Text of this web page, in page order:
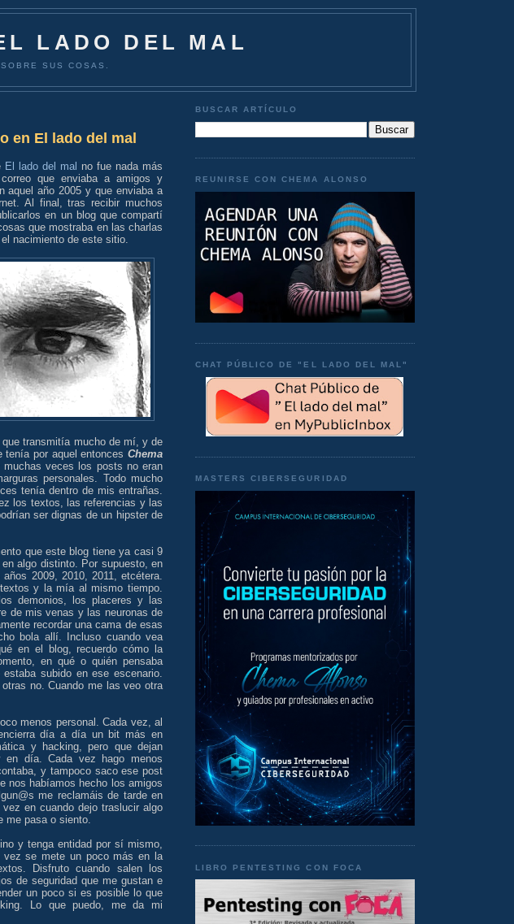
LADO DEL MAL
SUS COSAS.
en El lado del mal
El lado del mal no fue nada más
que enviaba a amigos y
aquel año 2005 y que enviaba a
Al final, tras recibir muchos
en un blog que compartí
que mostraba en las charlas
nacimiento de este sitio.
transmitía mucho de mí, y de
tenía por aquel entonces Chema
veces los posts no eran
personales. Todo mucho
tenía dentro de mis entrañas.
los textos, las referencias y las
ser dignas de un hipster de
que este blog tiene ya casi 9
algo distinto. Por supuesto, en
2009, 2010, 2011, etcétera.
y la mía al mismo tiempo.
demonios, los placeres y las
de mis venas y las neuronas de
recordar una cama de esas
bola allí. Incluso cuando vea
en el blog, recuerdo cómo la
en qué o quién pensaba
subido en ese escenario.
no. Cuando me las veo otra
menos personal. Cada vez, al
día a día un bit más en
y hacking, pero que dejan
día. Cada vez hago menos
y tampoco saco ese post
nos habíamos hecho los amigos
me reclamáis de tarde en
en cuando dejo traslucir algo
me pasa o siento.
y tenga entidad por sí mismo,
vez se mete un poco más en la
Disfruto cuando salen los
de seguridad que me gustan e
un poco si es posible lo que
Lo que puedo, me da mi
BUSCAR ARTÍCULO
REUNIRSE CON CHEMA ALONSO
CHAT PÚBLICO DE "EL LADO DEL MAL"
MASTERS CIBERSEGURIDAD
LIBRO PENTESTING CON FOCA